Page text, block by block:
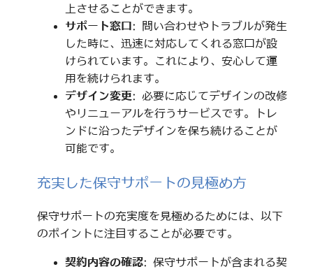
上させることができます。
サポート窓口 : 問い合わせやトラブルが発生
した時に、迅速に対応してくれる窓口が設
けられています。これにより、安心して運
用を続けられます。
デザイン変更: 必要に応じてデザインの改修
やリニューアルを行うサービスです。トレ
ンドに沿ったデザインを保ち続けることが
可能です。
充実した保守サポートの見極め方
保守サポートの充実度を見極めるためには、以下
のポイントに注目することが必要です。
契約内容の確認: 保守サポートが含まれる契